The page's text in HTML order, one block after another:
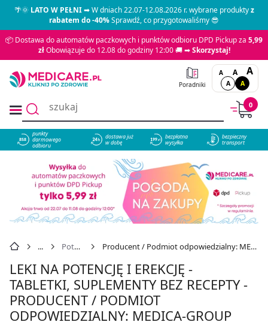
🌴🌞LATO W PEŁNI➡ W dniach 22.07-12.08.2026 r. wybrane produktyz
rabatem do -40%Sprawdź, co przygotowaliśmy 😎
📦 Dostawa do automatów paczkowych i punktów odbioru DPD Pickup za 5,99
złObowiązuje do 12.08 do godziny 12:00 🚚 ➡Skorzystaj!
Poradniki
A A A
A A
0
858
punkty
darmowego
odbioru
dostawa już
w dobę
bezpłatna
wysyłka
bezpieczny
transport
Potencja Producent / Podmiot odpowiedzialny: MEDICA-GROUP
LEKI NA POTENCJĘ I EREKCJĘ -
TABLETKI, SUPLEMENTY BEZ RECEPTY -
PRODUCENT / PODMIOT
ODPOWIEDZIALNY: MEDICA-GROUP